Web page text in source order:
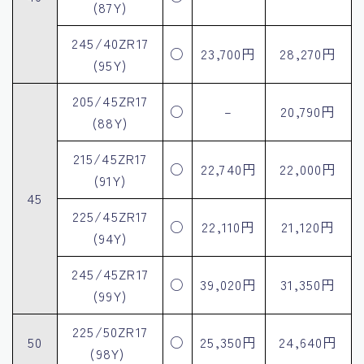
(87Y)
245/40ZR17
(95Y)
○ 23,700円 28,270円
45
205/45ZR17
(88Y)
○ – 20,790円
215/45ZR17
(91Y)
○ 22,740円 22,000円
225/45ZR17
(94Y)
○ 22,110円 21,120円
245/45ZR17
(99Y)
○ 39,020円 31,350円
50
225/50ZR17
(98Y)
○ 25,350円 24,640円